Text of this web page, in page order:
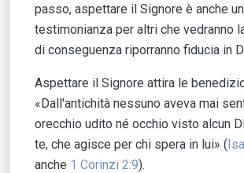
passo, aspettare il Signore è anche
testimonianza per altri che vedranno
di conseguenza riporranno fiducia in
Aspettare il Signore attira le
«Dall'antichità nessuno aveva mai
orecchio udito né occhio visto alcun
te, che agisce per chi spera in lui» (
anche 1 Corinzi 2:9).